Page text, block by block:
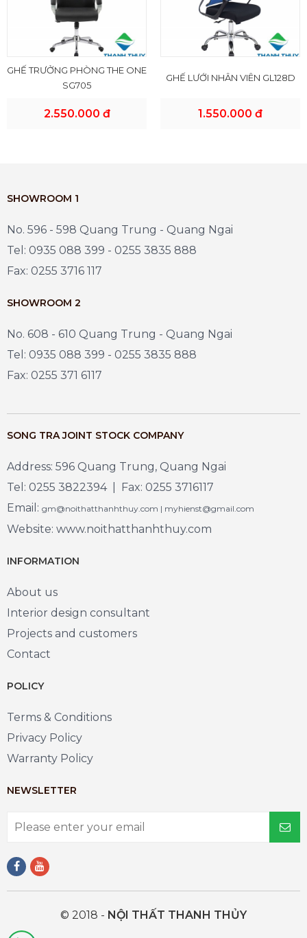
GHẾ TRƯỞNG PHÒNG THE ONE
SG705
2.550.000 đ
GHẾ LƯỚI NHÂN VIÊN GL128D
1.550.000 đ
SHOWROOM 1
No. 596 - 598 Quang Trung - Quang Ngai
Tel: 0935 088 399 - 0255 3835 888
Fax: 0255 3716 117
SHOWROOM 2
No. 608 - 610 Quang Trung - Quang Ngai
Tel: 0935 088 399 - 0255 3835 888
Fax: 0255 371 6117
SONG TRA JOINT STOCK COMPANY
Address: 596 Quang Trung, Quang Ngai
Tel: 0255 3822394 | Fax: 0255 3716117
Email: gm@noithatthanhthuy.com | myhienst@gmail.com
Website: www.noithatthanhthuy.com
INFORMATION
About us
Interior design consultant
Projects and customers
Contact
POLICY
Terms & Conditions
Privacy Policy
Warranty Policy
NEWSLETTER
© 2018 - NỘI THẤT THANH THỦY